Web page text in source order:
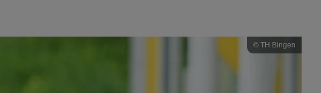
© TH Bingen